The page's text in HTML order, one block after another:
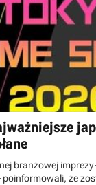
branżowej imprezy
że